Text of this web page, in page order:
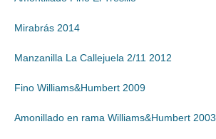
Mirabrás 2014
Manzanilla La Callejuela 2/11 2012
Fino Williams&Humbert 2009
Amonillado en rama Williams&Humbert 2003